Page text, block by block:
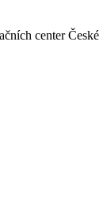
center České